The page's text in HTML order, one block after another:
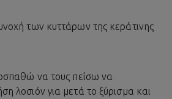
των κυττάρων της κεράτινης
να τους πείσω να
λοσιόν για μετά το ξύρισμα και